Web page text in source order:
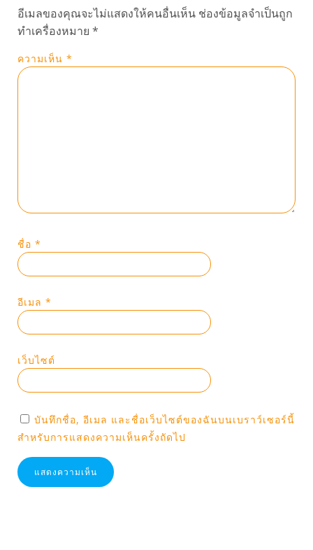
อีเมลของคุณจะไม่แสดงให้คนอื่นเห็น ช่องข้อมูลจำเป็นถูก
ทำเครื่องหมาย *
ความเห็น *
ชื่อ *
อีเมล *
เว็บไซต์
บันทึกชื่อ, อีเมล และชื่อเว็บไซต์ของฉันบนเบราว์เซอร์นี้
สำหรับการแสดงความเห็นครั้งถัดไป